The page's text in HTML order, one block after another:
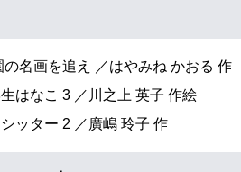
名画を追え ／はやみね かおる 作
はなこ 3 ／川之上 英子 作絵
ッター 2 ／廣嶋 玲子 作